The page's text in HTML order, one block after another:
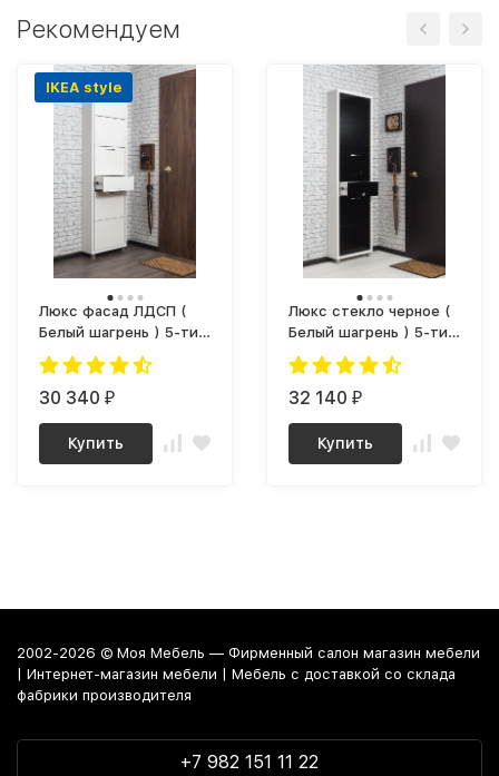
Рекомендуем
IKEA style
Люкс фасад ЛДСП (
Белый шагрень ) 5-ти
секционный Плюс
30 340 ₽
Купить
Люкс стекло черное (
Белый шагрень ) 5-ти
секционный Плюс
32 140 ₽
Купить
2002-2026 © Моя Мебель — Фирменный салон магазин мебели
| Интернет-магазин мебели | Мебель с доставкой со склада
фабрики производителя
+7 982 151 11 22